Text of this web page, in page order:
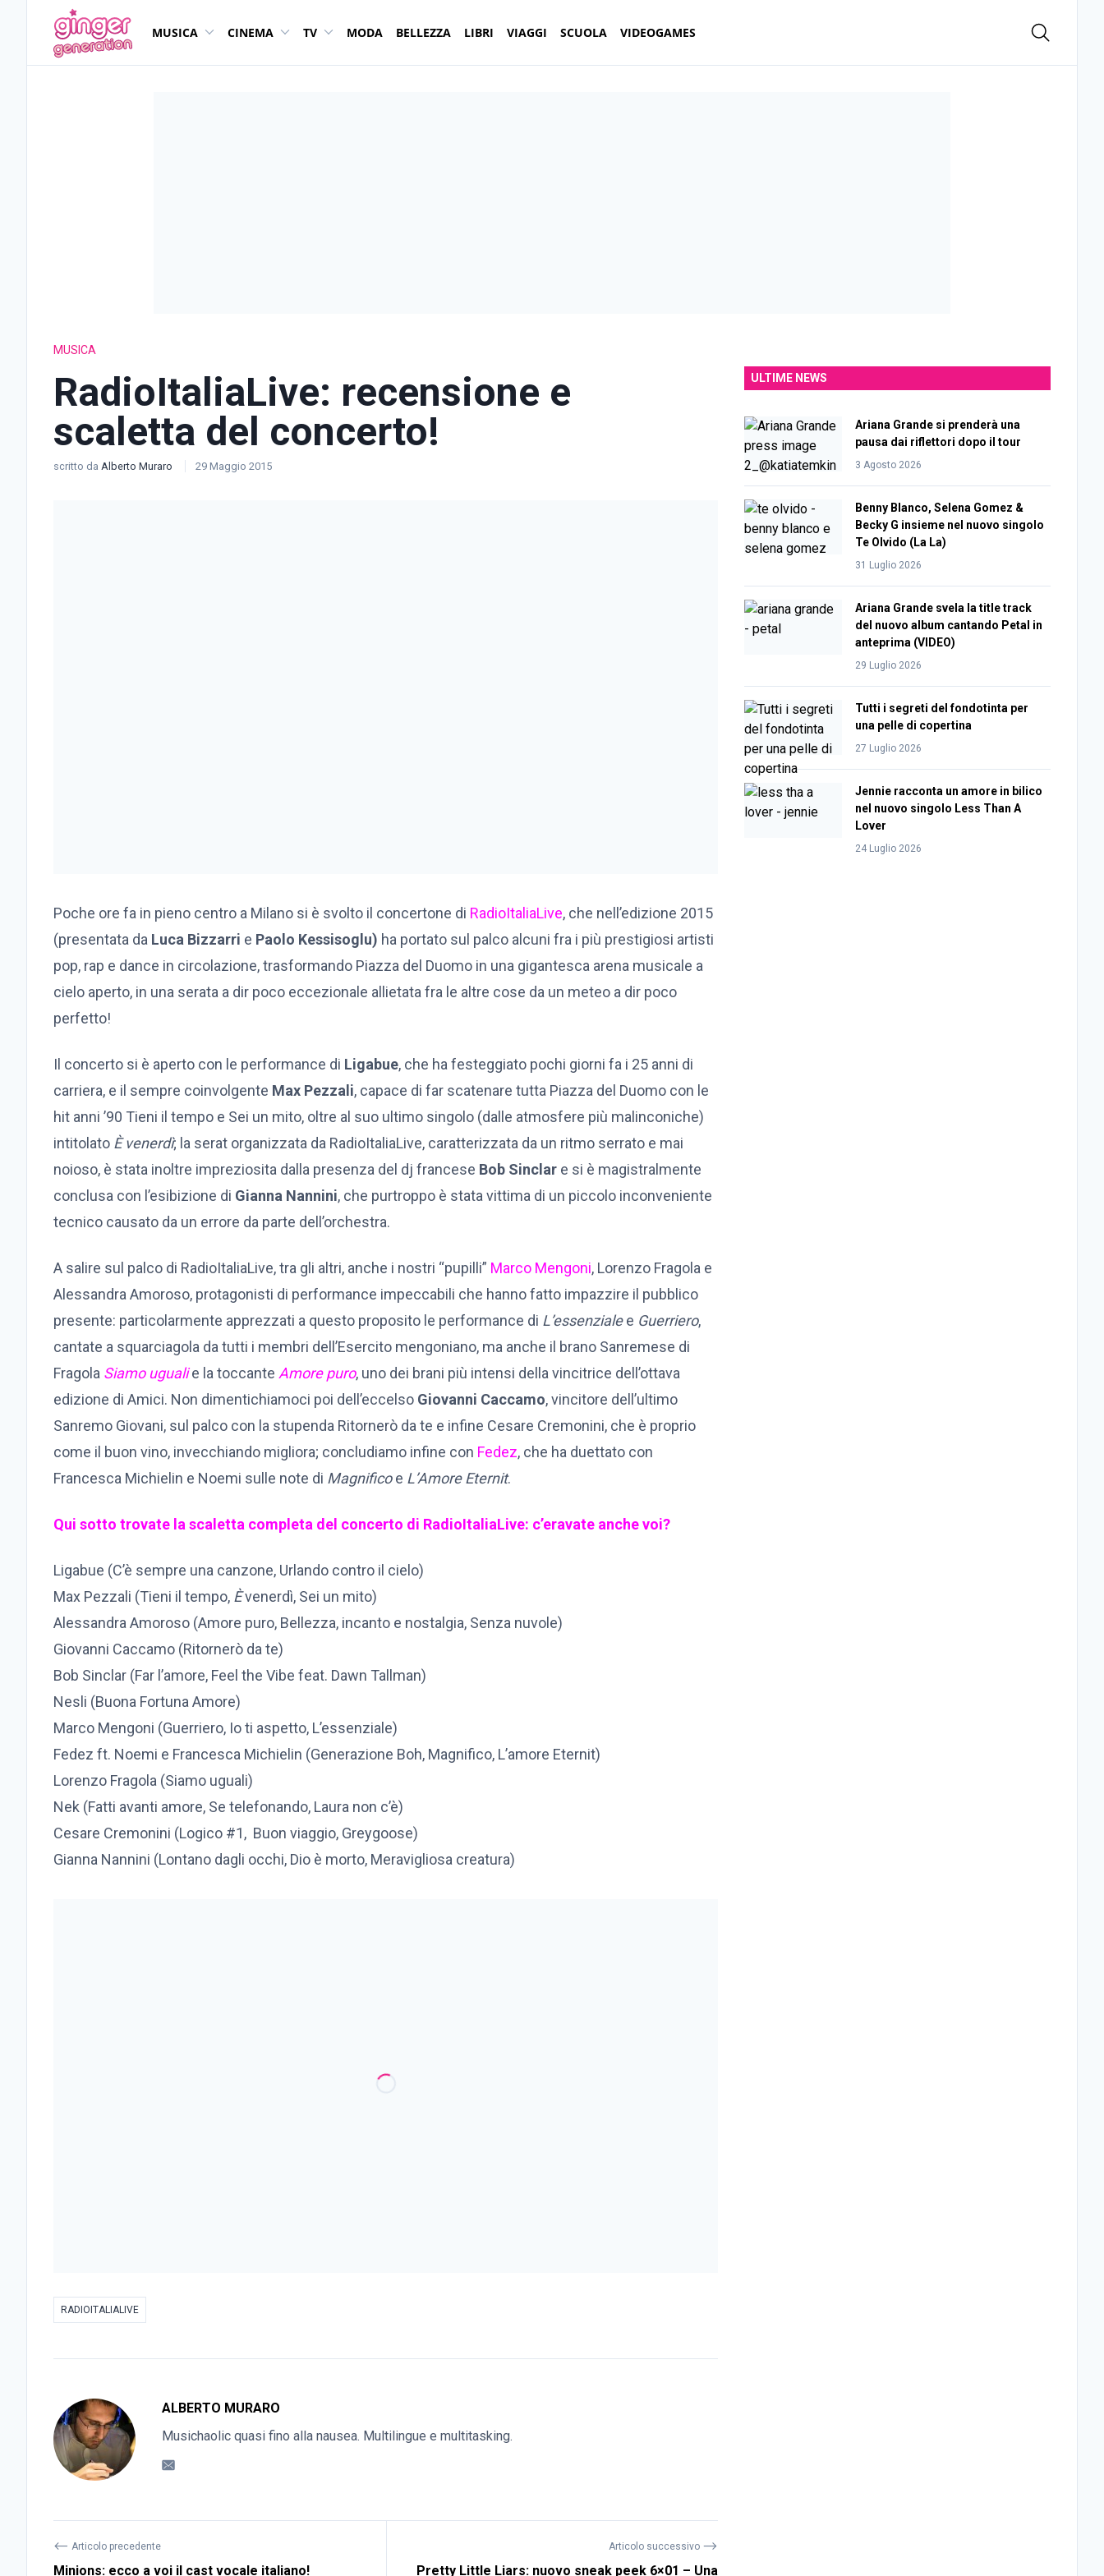
MUSICA CINEMA TV MODA BELLEZZA LIBRI VIAGGI SCUOLA VIDEOGAMES
MUSICA
RadioItaliaLive: recensione e
scaletta del concerto!
scritto da Alberto Muraro 29 Maggio 2015
Poche ore fa in pieno centro a Milano si è svolto il concertone di RadioItaliaLive, che nell’edizione 2015
(presentata da Luca Bizzarri e Paolo Kessisoglu) ha portato sul palco alcuni fra i più prestigiosi artisti
pop, rap e dance in circolazione, trasformando Piazza del Duomo in una gigantesca arena musicale a
cielo aperto, in una serata a dir poco eccezionale allietata fra le altre cose da un meteo a dir poco
perfetto!
Il concerto si è aperto con le performance di Ligabue, che ha festeggiato pochi giorni fa i 25 anni di
carriera, e il sempre coinvolgente Max Pezzali, capace di far scatenare tutta Piazza del Duomo con le
hit anni ’90 Tieni il tempo e Sei un mito, oltre al suo ultimo singolo (dalle atmosfere più malinconiche)
intitolato Èvenerdì; la serat organizzata da RadioItaliaLive, caratterizzata da un ritmo serrato e mai
noioso, è stata inoltre impreziosita dalla presenza del dj francese Bob Sinclar e si è magistralmente
conclusa con l’esibizione di Gianna Nannini, che purtroppo è stata vittima di un piccolo inconveniente
tecnico causato da un errore da parte dell’orchestra.
A salire sul palco di RadioItaliaLive, tra gli altri, anche i nostri “pupilli” Marco Mengoni, Lorenzo Fragola e
Alessandra Amoroso, protagonisti di performance impeccabili che hanno fatto impazzire il pubblico
presente: particolarmente apprezzati a questo proposito le performance di L’essenzialee Guerriero,
cantate a squarciagola da tutti i membri dell’Esercito mengoniano, ma anche il brano Sanremese di
Fragola Siamo ugualie la toccante Amore puro, uno dei brani più intensi della vincitrice dell’ottava
edizione di Amici. Non dimentichiamoci poi dell’eccelso Giovanni Caccamo, vincitore dell’ultimo
Sanremo Giovani, sul palco con la stupenda Ritornerò da te e infine Cesare Cremonini, che è proprio
come il buon vino, invecchiando migliora; concludiamo infine con Fedez, che ha duettato con
Francesca Michielin e Noemi sulle note di Magnificoe L’Amore Eternit.
Qui sotto trovate la scaletta completa del concerto di RadioItaliaLive: c’eravate anche voi?
Ligabue (C’è sempre una canzone, Urlando contro il cielo)
Max Pezzali (Tieni il tempo, Èvenerdì, Sei un mito)
Alessandra Amoroso (Amore puro, Bellezza, incanto e nostalgia, Senza nuvole)
Giovanni Caccamo (Ritornerò da te)
Bob Sinclar (Far l’amore, Feel the Vibe feat. Dawn Tallman)
Nesli (Buona Fortuna Amore)
Marco Mengoni (Guerriero, Io ti aspetto, L’essenziale)
Fedez ft. Noemi e Francesca Michielin (Generazione Boh, Magnifico, L’amore Eternit)
Lorenzo Fragola (Siamo uguali)
Nek (Fatti avanti amore, Se telefonando, Laura non c’è)
Cesare Cremonini (Logico #1, Buon viaggio, Greygoose)
Gianna Nannini (Lontano dagli occhi, Dio è morto, Meravigliosa creatura)
RADIOITALIALIVE
ALBERTO MURARO
Musichaolic quasi fino alla nausea. Multilingue e multitasking.
⟵ Articolo precedente
Minions: ecco a voi il cast vocale italiano!
Articolo successivo ⟶
Pretty Little Liars: nuovo sneak peek 6×01 – Una
ULTIME NEWS
Ariana Grande si prenderà una
pausa dai riflettori dopo il tour
3 Agosto 2026
Benny Blanco, Selena Gomez &
Becky G insieme nel nuovo singolo
Te Olvido (La La)
31 Luglio 2026
Ariana Grande svela la title track
del nuovo album cantando Petal in
anteprima (VIDEO)
29 Luglio 2026
Tutti i segreti del fondotinta per
una pelle di copertina
27 Luglio 2026
Jennie racconta un amore in bilico
nel nuovo singolo Less Than A
Lover
24 Luglio 2026